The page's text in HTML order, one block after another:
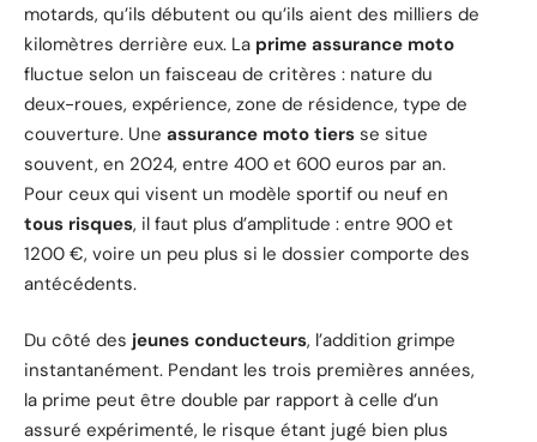
motards, qu’ils débutent ou qu’ils aient des milliers de
kilomètres derrière eux. La prime assurance moto
fluctue selon un faisceau de critères : nature du
deux-roues, expérience, zone de résidence, type de
couverture. Une assurance moto tiers se situe
souvent, en 2024, entre 400 et 600 euros par an.
Pour ceux qui visent un modèle sportif ou neuf en
tous risques, il faut plus d’amplitude : entre 900 et
1200 €, voire un peu plus si le dossier comporte des
antécédents.
Du côté des jeunes conducteurs, l’addition grimpe
instantanément. Pendant les trois premières années,
la prime peut être double par rapport à celle d’un
assuré expérimenté, le risque étant jugé bien plus